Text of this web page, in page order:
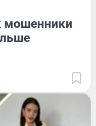
мошенники